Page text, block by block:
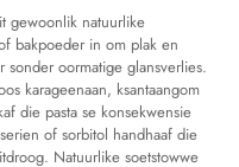
gewoonlik natuurlike
bakpoeder in om plak en
oormatige glansverlies.
karageenaan, ksantaangom
die pasta se konsekwensie
of sorbitol handhaaf die
Natuurlike soetstowwe